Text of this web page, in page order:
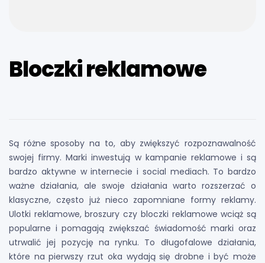
Bloczki reklamowe
Są różne sposoby na to, aby zwiększyć rozpoznawalność
swojej firmy. Marki inwestują w kampanie reklamowe i są
bardzo aktywne w internecie i social mediach. To bardzo
ważne działania, ale swoje działania warto rozszerzać o
klasyczne, często już nieco zapomniane formy reklamy.
Ulotki reklamowe, broszury czy bloczki reklamowe wciąż są
popularne i pomagają zwiększać świadomość marki oraz
utrwalić jej pozycję na rynku. To długofalowe działania,
które na pierwszy rzut oka wydają się drobne i być może